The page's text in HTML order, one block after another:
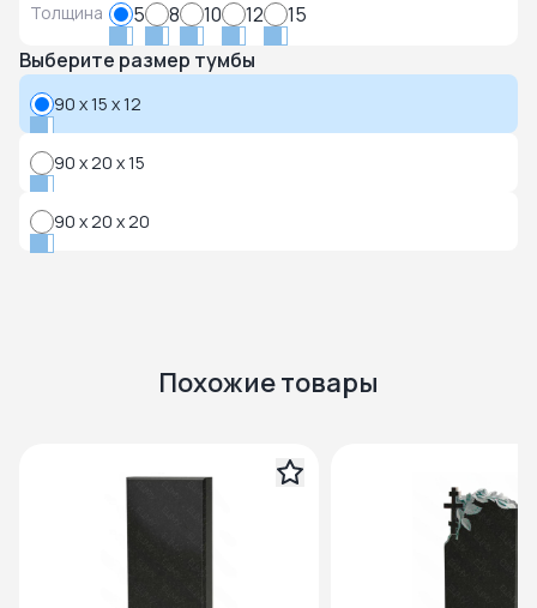
Толщина 5 8 10 12
15
Выберите размер тумбы
90 x 15 x 12
90 x 20 x 15
90 x 20 x 20
Похожие товары